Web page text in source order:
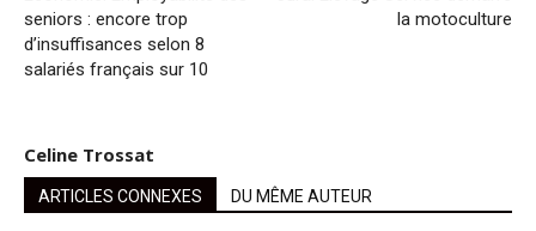
seniors : encore trop
d’insuffisances selon 8
salariés français sur 10
la motoculture
Celine Trossat
ARTICLES CONNEXES DU MÊME AUTEUR